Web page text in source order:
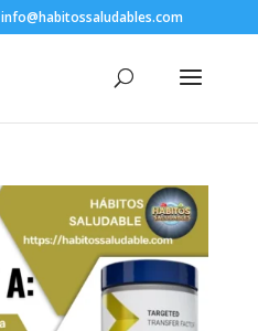
info@habitossaludables.com